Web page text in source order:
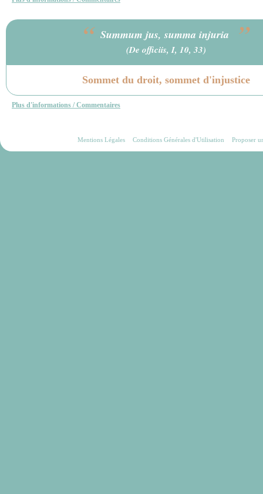
“ Summum jus, summa injuria ”
(De officiis, I, 10, 33)
Sommet du droit, sommet d'injustice
Plus d'informations / Commentaires
Mentions Légales Conditions Générales d'Utilisation Proposer